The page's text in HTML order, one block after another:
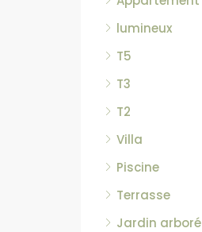
lumineux
T5
T3
T2
Villa
Piscine
Terrasse
Jardin arboré